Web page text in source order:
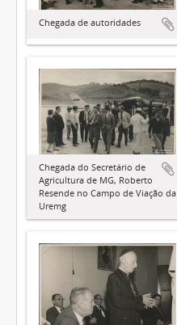
Chegada de autoridades
Chegada do Secretário de
Agricultura de MG, Roberto
Resende no Campo de Viação da
Uremg